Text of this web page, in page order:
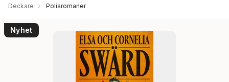
Deckare Polisromaner
Nyhet